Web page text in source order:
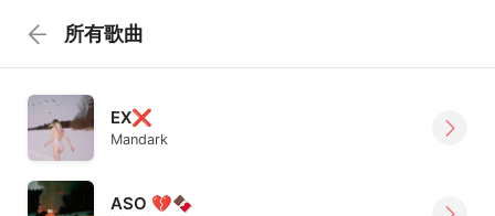
所有歌曲
EX❌
Mandark
ASO 💔🍫